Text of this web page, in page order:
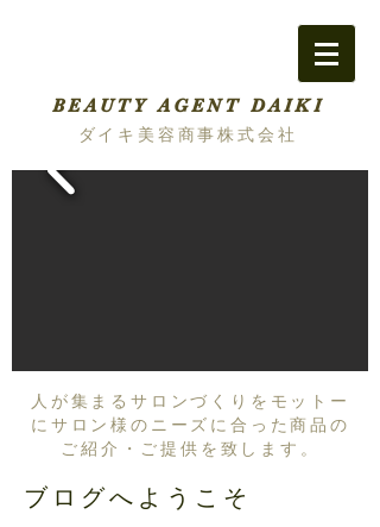
BEAUTY AGENT DAIKI
ダイキ美容商事株式会社
人が集まるサロンづくりをモットー
にサロン様のニーズに合った商品の
ご紹介・ご提供を致します。
ブログへようこそ